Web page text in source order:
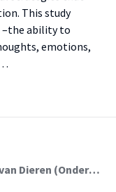
This study
–the ability to
emotions,
Esther Kleijer (Onderzoeker); Albert van Dieren (Onderzoeker); Martine Klasens - Vergunst (Onderzoeker)